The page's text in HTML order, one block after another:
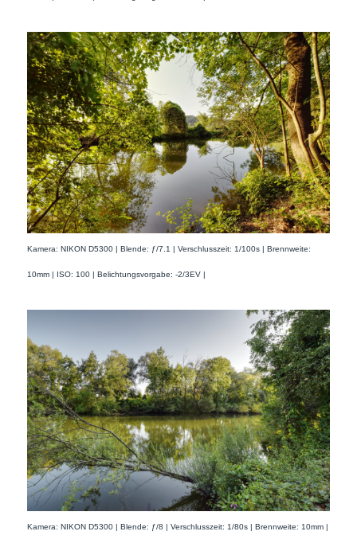
Kamera: NIKON D5300 | Blende: ƒ/7.1 | Verschlusszeit: 1/100s | Brennweite:
10mm | ISO: 100 | Belichtungsvorgabe: -2/3EV |
Kamera: NIKON D5300 | Blende: ƒ/8 | Verschlusszeit: 1/80s | Brennweite: 10mm |